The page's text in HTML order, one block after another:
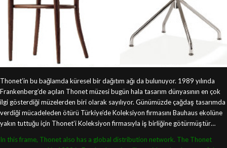
Thonet’in bu bağlamda küresel bir dağıtım ağı da bulunuyor. 1989 yılında
Frankenberg’de açılan Thonet müzesi bugün hala tasarım dünyasının en çok
ilgi gösterdiği müzelerden biri olarak sayılıyor. Günümüzde çağdaş tasarımda
verdiği mücadeleden ötürü Türkiye’de Koleksiyon firmasını Bauhaus ekolüne
yakın tuttuğu için Thonet’i Koleksiyon firmasıyla iş birliğine götürmüştür…
In this frame, Thonet also has a global distribution network. The Thonet